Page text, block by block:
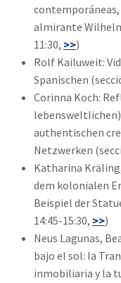
almirante
11:30, >>)
Rolf Kailuweit:
Spanischen
Corinna Koch:
authentischen
Netzwerken
Katharina
dem kolonialen
Beispiel der
14:45-15:30, >>)
Neus Lagunas,
bajo el sol: la
inmobiliaria y la